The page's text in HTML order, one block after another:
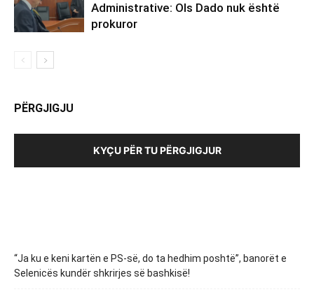
Administrative: Ols Dado nuk është
prokuror
PËRGJIGJU
KYÇU PËR TU PËRGJIGJUR
“Ja ku e keni kartën e PS-së, do ta hedhim poshtë”, banorët e
Selenicës kundër shkrirjes së bashkisë!